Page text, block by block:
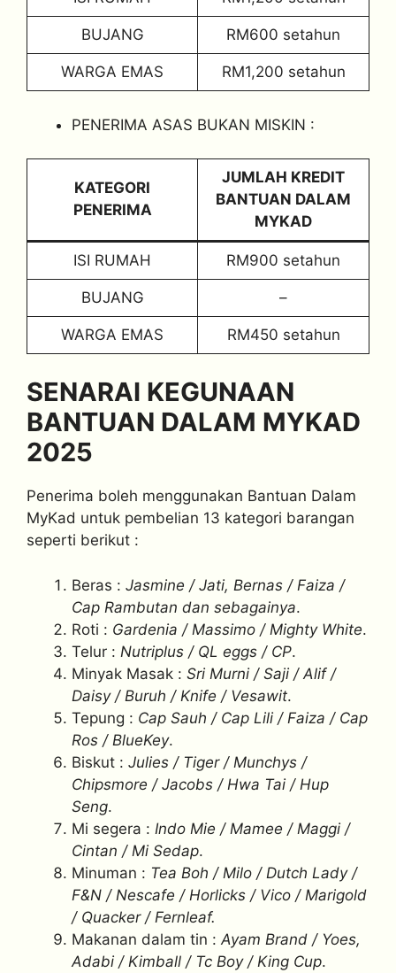
BUJANG RM600 setahun
WARGA EMAS RM1,200 setahun
PENERIMA ASAS BUKAN MISKIN :
KATEGORI
PENERIMA
JUMLAH KREDIT
BANTUAN DALAM
MYKAD
ISI RUMAH RM900 setahun
BUJANG –
WARGA EMAS RM450 setahun
SENARAI KEGUNAAN
BANTUAN DALAM MYKAD
2025
Penerima boleh menggunakan Bantuan Dalam
MyKad untuk pembelian 13 kategori barangan
seperti berikut :
Beras : Jasmine / Jati, Bernas / Faiza /
Cap Rambutan dan sebagainya.
Roti : Gardenia / Massimo / Mighty White.
Telur : Nutriplus / QL eggs / CP.
Minyak Masak : Sri Murni / Saji / Alif /
Daisy / Buruh / Knife / Vesawit.
Tepung : Cap Sauh / Cap Lili / Faiza / Cap
Ros / BlueKey.
Biskut : Julies / Tiger / Munchys /
Chipsmore / Jacobs / Hwa Tai / Hup
Seng.
Mi segera : Indo Mie / Mamee / Maggi /
Cintan / Mi Sedap.
Minuman : Tea Boh / Milo / Dutch Lady /
F&N / Nescafe / Horlicks / Vico / Marigold
/ Quacker / Fernleaf.
Makanan dalam tin : Ayam Brand / Yoes,
Adabi / Kimball / Tc Boy / King Cup.